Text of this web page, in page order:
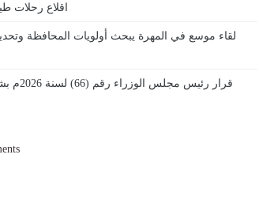
اقلاع رحلات
لقاء موسع في المهرة يبحث أولويات المحافظة
قرار رئيس مجلس الوزراء رقم (66) لسنة 2026م بشأن تعيين مدير عام لمكتب الشباب والرياضة بمحافظة أبين